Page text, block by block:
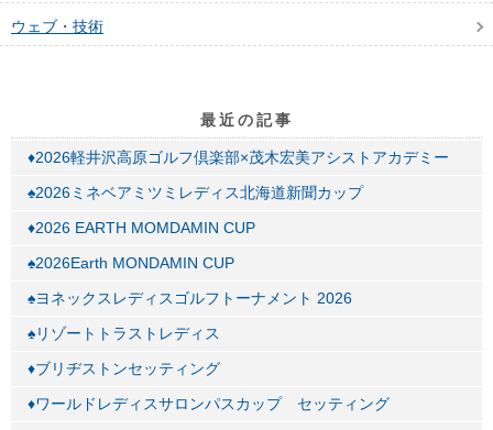
ウェブ・技術
最近の記事
♦2026軽井沢高原ゴルフ倶楽部×茂木宏美アシストアカデミー
♠2026ミネベアミツミレディス北海道新聞カップ
♦2026 EARTH MOMDAMIN CUP
♠2026Earth MONDAMIN CUP
♠ヨネックスレディスゴルフトーナメント 2026
♠リゾートトラストレディス
♦ブリヂストンセッティング
♦ワールドレディスサロンパスカップ セッティング